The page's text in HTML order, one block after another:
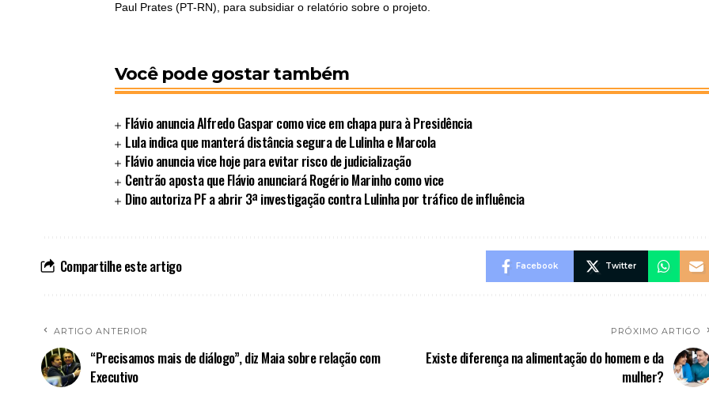
Paul Prates (PT-RN), para subsidiar o relatório sobre o projeto.
Você pode gostar também
Flávio anuncia Alfredo Gaspar como vice em chapa pura à Presidência
Lula indica que manterá distância segura de Lulinha e Marcola
Flávio anuncia vice hoje para evitar risco de judicialização
Centrão aposta que Flávio anunciará Rogério Marinho como vice
Dino autoriza PF a abrir 3ª investigação contra Lulinha por tráfico de influência
Compartilhe este artigo Facebook Twitter
ARTIGO ANTERIOR
“Precisamos mais de diálogo”, diz Maia sobre relação com
Executivo
PRÓXIMO ARTIGO
Existe diferença na alimentação do homem e da
mulher?